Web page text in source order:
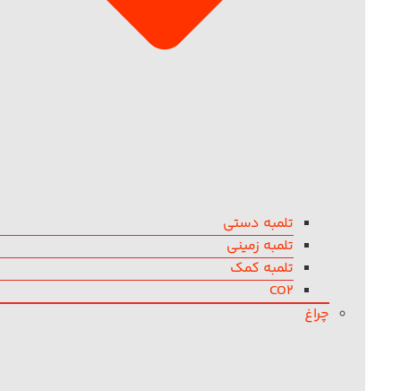
تلمبه دستی
تلمبه زمینی
تلمبه کمک
CO2
چراغ